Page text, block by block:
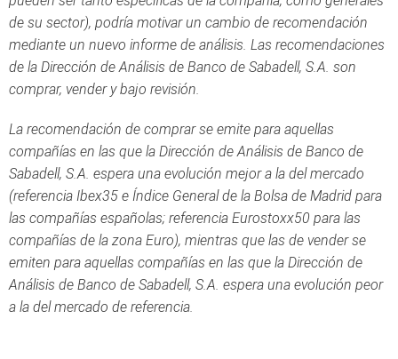
de su sector), podría motivar un cambio de recomendación
mediante un nuevo informe de análisis. Las recomendaciones
de la Dirección de Análisis de Banco de Sabadell, S.A. son
comprar, vender y bajo revisión.
La recomendación de comprar se emite para aquellas
compañías en las que la Dirección de Análisis de Banco de
Sabadell, S.A. espera una evolución mejor a la del mercado
(referencia Ibex35 e Índice General de la Bolsa de Madrid para
las compañías españolas; referencia Eurostoxx50 para las
compañías de la zona Euro), mientras que las de vender se
emiten para aquellas compañías en las que la Dirección de
Análisis de Banco de Sabadell, S.A. espera una evolución peor
a la del mercado de referencia.